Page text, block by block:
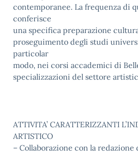
contemporanee. La frequenza di
conferisce
una specifica preparazione
proseguimento degli studi
particolar
modo, nei corsi accademici di
specializzazioni del settore
ATTIVITA’ CARATTERIZZANTI
ARTISTICO
– Collaborazione con la